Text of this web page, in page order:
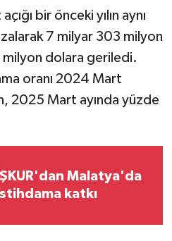
bir önceki yılın aynı
7 milyar 303 milyon
dolara geriledi.
oranı 2024 Mart
2025 Mart ayında yüzde
İŞKUR'dan Malatya'da
katkı